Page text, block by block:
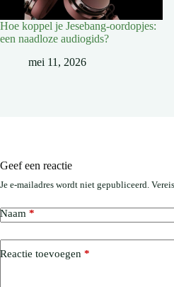
Hoe koppel je Jesebang-oordopjes:
een naadloze audiogids?
mei 11, 2026
Geef een reactie
Je e-mailadres wordt niet gepubliceerd.
Naam *
Reactie toevoegen *